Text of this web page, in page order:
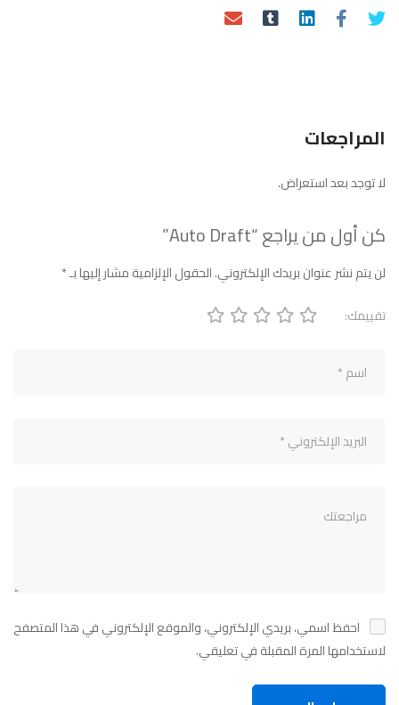
المراجعات
لا توجد بعد استعراض.
كن أول من يراجع “Auto Draft”
لن يتم نشر عنوان بريدك الإلكتروني.الحقول الإلزامية مشار إليها بـ*
تقييمك:
احفظ اسمي، بريدي الإلكتروني، والموقع الإلكتروني في هذا المتصفح
لاستخدامها المرة المقبلة في تعليقي.